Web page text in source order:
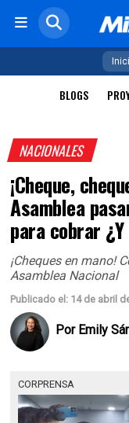
BLOGS
NACIONALES
¡Cheque,
Asamblea
para cobrar
¡Cheques en mano!
Asamblea Nacional
Publicado el: 14 de abril
Por Emily
CORPRENSA